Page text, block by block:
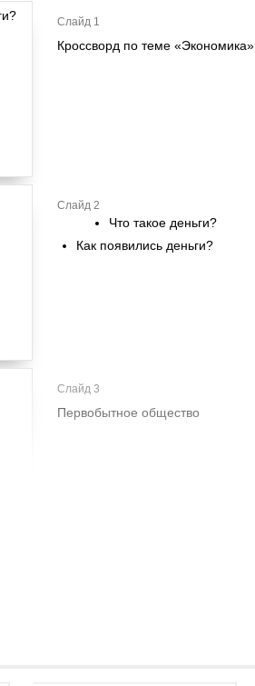
Слайд 1
Кроссворд по теме «Экономика»
Слайд 2
Что такое деньги?
Как появились деньги?
Слайд 3
Первобытное общество